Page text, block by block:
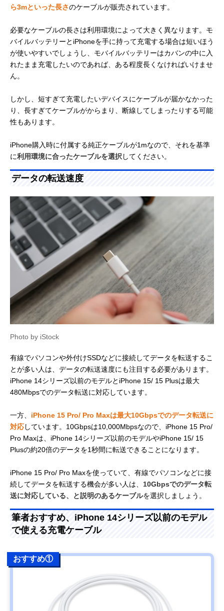
ら3mといった長さのケーブルが販売されています。
必要なケーブルの長さは利用環境によって大きく異なります。モ
バイルバッテリーとiPhoneを手に持って充電する場合は短いほう
が使いやすいでしょうし、モバイルバッテリーはカバンの中に入
れたまま充電したいのであれば、ある程度長くなければいけませ
ん。
しかし、短すぎて充電したいデバイスにケーブルが届かなかった
り、長すぎてケーブルがからまり、断線してしまったりする可能
性もあります。
iPhone購入時に付属する純正ケーブルが1mなので、それを基準
に利用環境に合ったケーブルを選択 してください。
データの転送速度
Photo by iStock
有線でパソコンや外付けSSDなどに接続してデータを転送するこ
とが多い人は、データの転送速度にも注目する必要があります。
iPhone 14シリーズ以前のモデルとiPhone 15/ 15 Plusは最大
480Mbpsでのデータ転送に対応しています。
一方、 iPhone 15 Pro/ Pro Maxは最大10Gbpsでのデータ転送に
対応しています。10Gbpsは10,000Mbpsなので、iPhone 15 Pro/
Pro Maxは、iPhone 14シリーズ以前のモデルやiPhone 15/ 15
Plusの約20倍のデータを1秒間に転送できることになります。
iPhone 15 Pro/ Pro Maxを使っていて、有線でパソコンなどに接
続してデータを転送する機会が多い人は、 10Gbpsでのデータ転
送に対応している、と説明のあるケーブルを選択しましょう。
筆者おすすめ、iPhone 14シリーズ以前のモデル
で使える充電ケーブル
おすすめ①